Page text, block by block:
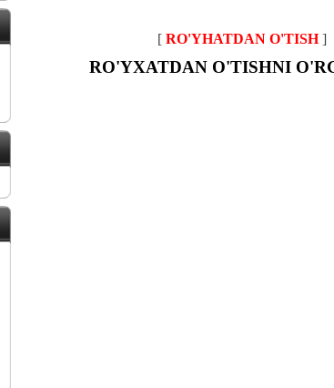
[ RO'YHATDAN O'TISH]
RO'YXATDAN O'TISHNI